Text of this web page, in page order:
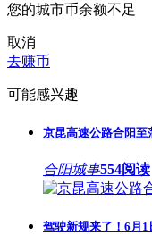
您的城市币余额不足
取消
去赚币
可能感兴趣
京昆高速公路合阳
合阳城事554阅读
驾驶新规来了！6月1